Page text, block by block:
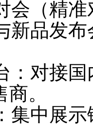
会（精
新品发布
：对接
。
：集中展示